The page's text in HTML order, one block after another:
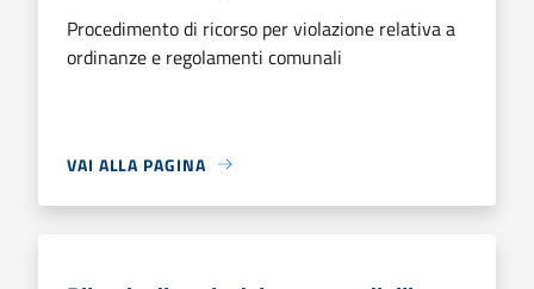
Procedimento di ricorso per violazione relativa a
ordinanze e regolamenti comunali
VAI ALLA PAGINA